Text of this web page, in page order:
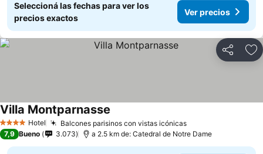
Seleccioná las fechas para ver los
precios exactos
Ver precios
Compartir
4 EstrellasHotel Balcones parisinos con vistas icónicasVer precios
Villa Montparnasse
7,9 Bueno 3.073 a 2.5 km de: Catedral de Notre Dame